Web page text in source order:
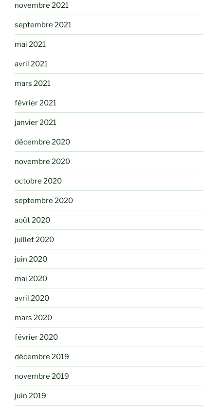
novembre 2021
septembre 2021
mai 2021
avril 2021
mars 2021
février 2021
janvier 2021
décembre 2020
novembre 2020
octobre 2020
septembre 2020
août 2020
juillet 2020
juin 2020
mai 2020
avril 2020
mars 2020
février 2020
décembre 2019
novembre 2019
juin 2019